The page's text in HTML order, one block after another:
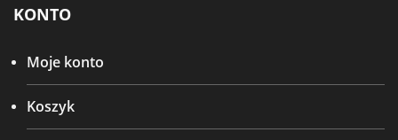
KONTO
Moje konto
Koszyk